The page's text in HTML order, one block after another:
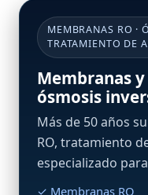
MEMBRANAS RO ·
TRATAMIENTO DE
Membranas
ósmosis
Más de 50 años
RO, tratamiento
especializado
✓ Membranas